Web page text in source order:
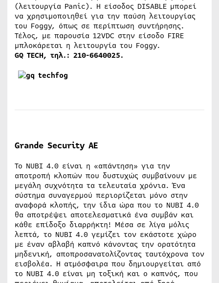
(λειτουργία Panic). Η είσοδος DISABLE μπορεί
να χρησιμοποιηθεί για την παύση λειτουργίας
του Foggy, όπως σε περίπτωση συντήρησης.
Τέλος, με παρουσία 12VDC στην είσοδο FIRE
μπλοκάρεται η λειτουργία του Foggy.
GQ TECH, τηλ.: 210-6640025.
Grande Security ΑΕ
Το NUBI 4.0 είναι η «απάντηση» για την
αποτροπή κλοπών που δυστυχώς συμβαίνουν με
μεγάλη συχνότητα τα τελευταία χρόνια. Ένα
σύστημα συναγερμού περιορίζεται μόνο στην
αναφορά κλοπής, την ίδια ώρα που το NUBI 4.0
θα αποτρέψει αποτελεσματικά ένα συμβάν και
κάθε επίδοξο διαρρήκτη! Μέσα σε λίγα μόλις
λεπτά, το NUBI 4.0 γεμίζει τον εκάστοτε χώρο
με έναν αβλαβή καπνό κάνοντας την ορατότητα
μηδενική, αποπροσανατολίζοντας ταυτόχρονα τον
εισβολέα. Η ατμόσφαιρα που δημιουργείται από
το NUBI 4.0 είναι μη τοξική και ο καπνός, που